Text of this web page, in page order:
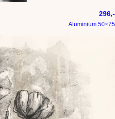
296,-
Aluminium 50×75